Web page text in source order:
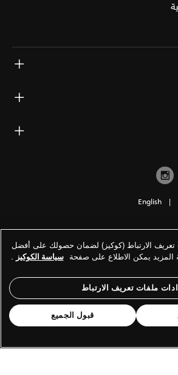
|
English
تعريف الارتباط (كوكيز) لضمان حصولك على أفضل
المزيد يمكن الاطلاع على صفحة سياسة الكوكيز .
ملفات تعريف الارتباط
قبول الجميع